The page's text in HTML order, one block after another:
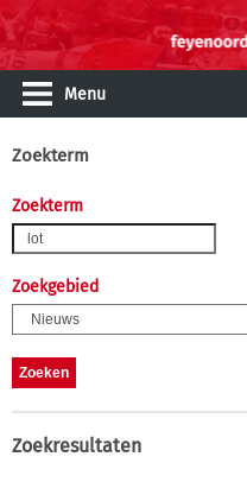
Menu
Zoekterm
Zoekterm
Zoekgebied
Zoekresultaten